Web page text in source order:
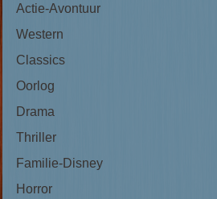
Actie-Avontuur
Western
Classics
Oorlog
Drama
Thriller
Familie-Disney
Horror